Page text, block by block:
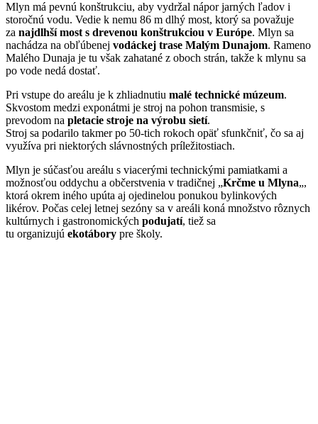
Mlyn má pevnú konštrukciu, aby vydržal nápor jarných ľadov i
storočnú vodu. Vedie k nemu 86 m dlhý most, ktorý sa považuje
za najdlhší most s drevenou konštrukciou v Európe. Mlyn sa
nachádza na obľúbenej vodáckej trase Malým Dunajom. Rameno
Malého Dunaja je tu však zahatané z oboch strán, takže k mlynu sa
po vode nedá dostať.
Pri vstupe do areálu je k zhliadnutiu malé technické múzeum.
Skvostom medzi exponátmi je stroj na pohon transmisie, s
prevodom na pletacie stroje na výrobu sietí.
Stroj sa podarilo takmer po 50-tich rokoch opäť sfunkčniť, čo sa aj
využíva pri niektorých slávnostných príležitostiach.
Mlyn je súčasťou areálu s viacerými technickými pamiatkami a
možnosťou oddychu a občerstvenia v tradičnej „Krčme u Mlyna„,
ktorá okrem iného upúta aj ojedinelou ponukou bylinkových
likérov. Počas celej letnej sezóny sa v areáli koná množstvo rôznych
kultúrnych i gastronomických podujatí, tiež sa
tu organizujú ekotábory pre školy.